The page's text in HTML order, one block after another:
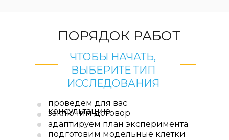
ЧТОБЫ НАЧАТЬ,
ВЫБЕРИТЕ ТИП
ИССЛЕДОВАНИЯ
ПОРЯДОК РАБОТ
проведем для вас
консультацию
заключим договор
адаптируем план эксперимента
подготовим модельные клетки